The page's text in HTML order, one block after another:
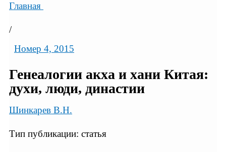
Главная
/
Номер 4, 2015
Генеалогии акха и хани Китая:
духи, люди, династии
Шинкарев В.Н.
Тип публикации: статья